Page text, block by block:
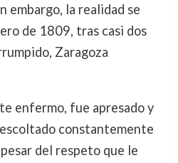
embargo, la realidad se
de 1809, tras casi dos
Zaragoza
enfermo, fue apresado y
constantemente
del respeto que le